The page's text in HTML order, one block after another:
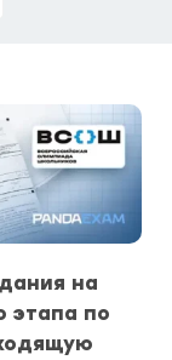
на
этапа по